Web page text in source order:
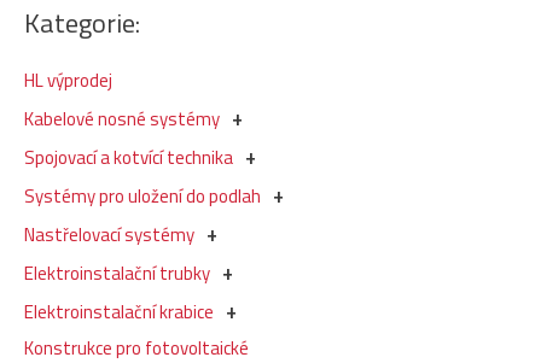
Kategorie:
HL výprodej
Kabelové nosné systémy
Spojovací a kotvící technika
Systémy pro uložení do podlah
Nastřelovací systémy
Elektroinstalační trubky
Elektroinstalační krabice
Konstrukce pro fotovoltaické